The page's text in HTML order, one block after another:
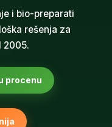
i bio-preparati
rešenja za
2005.
procenu